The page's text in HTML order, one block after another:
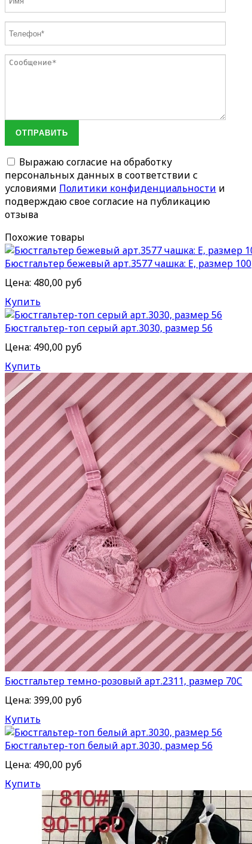
ОТПРАВИТЬ
Выражаю согласие на обработку
персональных данных в соответствии с
условиями Политики конфиденциальности и
подверждаю свое согласие на публикацию
отзыва
Похожие товары
Бюстгальтер бежевый арт.3577 чашка: Е, размер 100
Цена: 480,00 руб
Купить
Бюстгальтер-топ серый арт.3030, размер 56
Цена: 490,00 руб
Купить
Бюстгальтер темно-розовый арт.2311, размер 70C
Цена: 399,00 руб
Купить
Бюстгальтер-топ белый арт.3030, размер 56
Цена: 490,00 руб
Купить